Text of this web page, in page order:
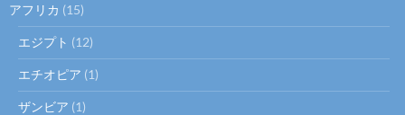
アフリカ (15)
エジプト (12)
エチオピア (1)
ザンビア (1)